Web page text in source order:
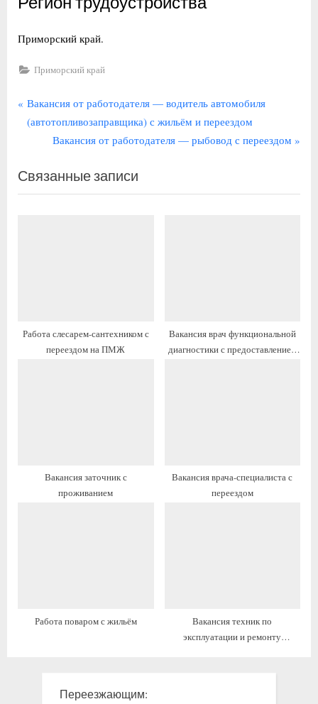
Приморский край.
Приморский край
Навигация
по
П
р
ы
д
Вакансия от работодателя — водитель автомобиля
(автотопливозаправщика) с жильём и переездом
С
е
д
Вакансия от работодателя — рыбовод с переездом
Связанные записи
Работа слесарем-сантехником с
переездом на ПМЖ
Вакансия врач функциональной
диагностики с предоставлением
Вакансия заточник с
проживанием
Вакансия врача-специалиста с
переездом
Работа поваром с жильём
Вакансия техник по
эксплуатации и ремонту
Переезжающим: